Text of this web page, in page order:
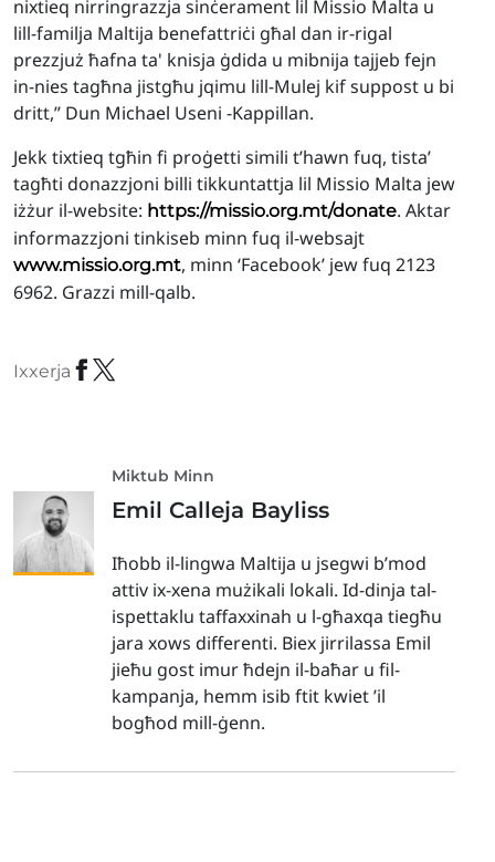
nixtieq nirringrazzja sinċerament lil Missio Malta u
lill-familja Maltija benefattriċi għal dan ir-rigal
prezzjuż ħafna ta' knisja ġdida u mibnija tajjeb fejn
in-nies tagħna jistgħu jqimu lill-Mulej kif suppost u bi
dritt,” Dun Michael Useni -Kappillan.
Jekk tixtieq tgħin fi proġetti simili t’hawn fuq, tista’
tagħti donazzjoni billi tikkuntattja lil Missio Malta jew
iżżur il-website: https://missio.org.mt/donate. Aktar
informazzjoni tinkiseb minn fuq il-websajt
www.missio.org.mt, minn ‘Facebook’ jew fuq 2123
6962. Grazzi mill-qalb.
Ixxerja
Miktub Minn
Emil Calleja Bayliss
Iħobb il-lingwa Maltija u jsegwi b’mod
attiv ix-xena mużikali lokali. Id-dinja tal-
ispettaklu taffaxxinah u l-għaxqa tiegħu
jara xows differenti. Biex jirrilassa Emil
jieħu gost imur ħdejn il-baħar u fil-
kampanja, hemm isib ftit kwiet ’il
bogħod mill-ġenn.